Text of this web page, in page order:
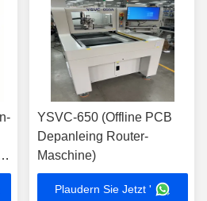
YSVC-650 (Offline PCB
Depanleing Router-
Maschine)
Plaudern Sie Jetzt '